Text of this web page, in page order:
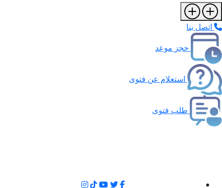
اتصل بنا
حجز موعد
استعلام عن فتوى
طلب فتوى